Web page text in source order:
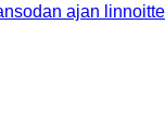
ajan